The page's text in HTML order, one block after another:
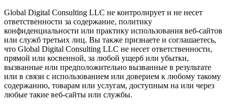
Global Digital Consulting LLC не контролирует и не несет
ответственности за содержание, политику
конфиденциальности или практику использования веб-сайтов
или служб третьих лиц. Вы также признаете и соглашаетесь,
что Global Digital Consulting LLC не несет ответственности,
прямой или косвенной, за любой ущерб или убытки,
вызванные или предположительно вызванные в результате
или в связи с использованием или доверием к любому такому
содержанию, товарам или услугам, доступным на или через
любые такие веб-сайты или службы.